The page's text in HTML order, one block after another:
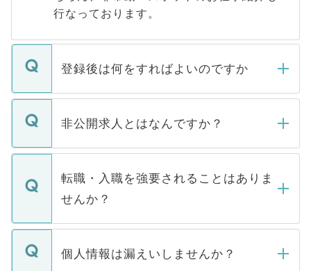
行なっております。
登録後は何をすればよいのですか
ご登録いただきましたら、弊社担当者がご
登録内容を確認し、その後メールもしくは
ます。通常、5営業日以内にはご連絡をせて
いただきますので、しばらくお待ちくださ
非公開求人とはなんですか？
マイナビDOCTORで取り扱っている求人の
うち約3割は、Webサイトからご覧いただ
けない「非公開求人」です。非公開求人は
下記の理由によって、一般には公開してい
ません。
■応募殺到を避けるため 人気のある医療機
転職・入職を強要されることはありま
せんか？
転職・入職を強要することは一切ありませ
ん。また、仮に応募先から内定をいただい
個人情報は漏えいしませんか？